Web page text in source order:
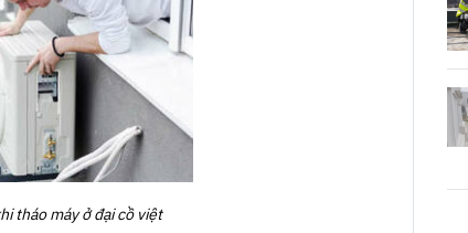
tháo máy ở đại cồ việt